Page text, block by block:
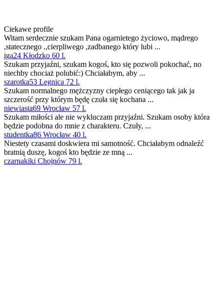
Ciekawe profile
Witam serdecznie szukam Pana ogarnietego życiowo, mądrego
,statecznego .,cierpliwego ,zadbanego który lubi ...
iga24 Kłodzko 60 l.
Szukam przyjaźni, szukam kogoś, kto się pozwoli pokochać, no
niechby chociaż polubić:) Chciałabym, aby ...
szarotka53 Legnica 72 l.
Szukam normalnego mężczyzny ciepłego ceniącego tak jak ja
szczerość przy którym będę czuła się kochana ...
niewiasta69 Wrocław 57 l.
Szukam miłości ale nie wykluczam przyjaźni. Szukam osoby która
będzie podobna do mnie z charakteru. Czuły, ...
studentka86 Wrocław 40 l.
Niestety czasami doskwiera mi samotność. Chciałabym odnaleźć
bratnią duszę, kogoś kto będzie ze mną ...
czarnakiki Chojnów 79 l.